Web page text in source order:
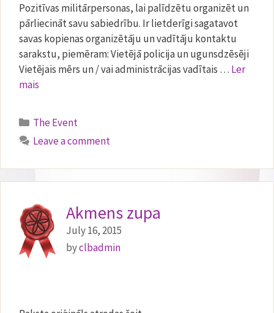
Pozitīvas militārpersonas, lai palīdzētu organizēt un
pārliecināt savu sabiedrību. Ir lietderīgi sagatavot
savas kopienas organizētāju un vadītāju kontaktu
sarakstu, piemēram: Vietējā policija un ugunsdzēsēji
Vietējais mērs un / vai administrācijas vadītais … Ler
mais
Categories
The Event
Leave a comment
Akmens zupa
July 16, 2015
byclbadmin